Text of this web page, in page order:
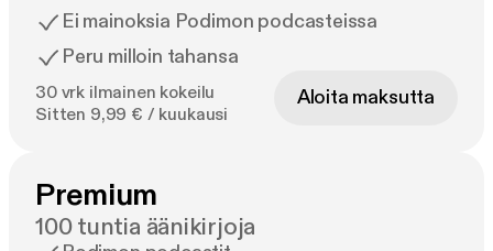
Ei mainoksia Podimon podcasteissa
Peru milloin tahansa
30 vrk ilmainen kokeilu
Sitten 9,99 € / kuukausi
Aloita maksutta
Premium
100 tuntia äänikirjoja